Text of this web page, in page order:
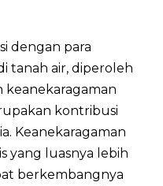
dengan para
tanah air, diperoleh
keanekaragaman
kontribusi
Keanekaragaman
yang luasnya lebih
berkembangnya